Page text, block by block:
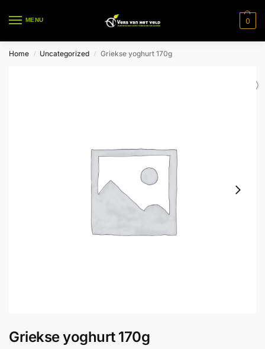
MENU 0
Home / Uncategorized / Griekse yoghurt 170g
Griekse yoghurt 170g